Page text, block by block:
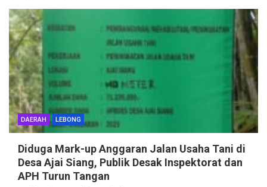
DAERAH LEBONG
Diduga Mark-up Anggaran Jalan Usaha Tani di
Desa Ajai Siang, Publik Desak Inspektorat dan
APH Turun Tangan